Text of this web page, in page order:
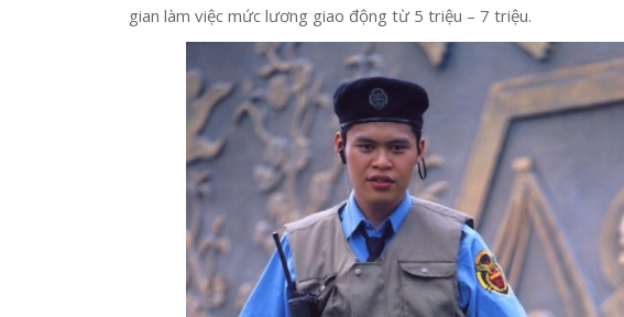
gian làm việc mức lương giao động từ 5 triệu – 7 triệu.